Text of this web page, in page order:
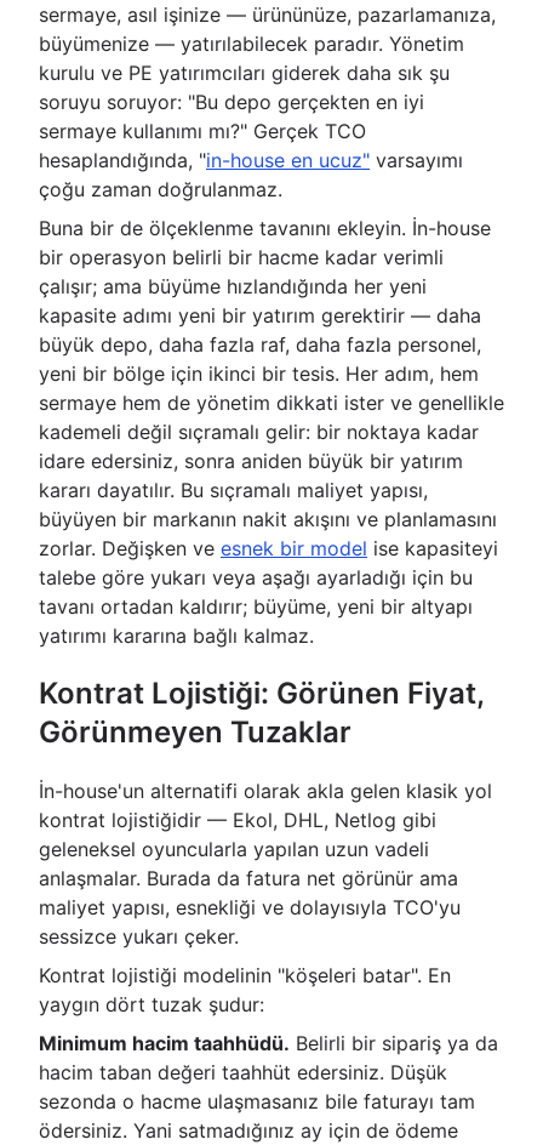
sermaye, asıl işinize — ürününüze, pazarlamanıza,
büyümenize — yatırılabilecek paradır. Yönetim
kurulu ve PE yatırımcıları giderek daha sık şu
soruyu soruyor: "Bu depo gerçekten en iyi
sermaye kullanımı mı?" Gerçek TCO
hesaplandığında, "in-house en ucuz" varsayımı
çoğu zaman doğrulanmaz.
Buna bir de ölçeklenme tavanını ekleyin. İn-house
bir operasyon belirli bir hacme kadar verimli
çalışır; ama büyüme hızlandığında her yeni
kapasite adımı yeni bir yatırım gerektirir — daha
büyük depo, daha fazla raf, daha fazla personel,
yeni bir bölge için ikinci bir tesis. Her adım, hem
sermaye hem de yönetim dikkati ister ve genellikle
kademeli değil sıçramalı gelir: bir noktaya kadar
idare edersiniz, sonra aniden büyük bir yatırım
kararı dayatılır. Bu sıçramalı maliyet yapısı,
büyüyen bir markanın nakit akışını ve planlamasını
zorlar. Değişken ve esnek bir model ise kapasiteyi
talebe göre yukarı veya aşağı ayarladığı için bu
tavanı ortadan kaldırır; büyüme, yeni bir altyapı
yatırımı kararına bağlı kalmaz.
Kontrat Lojistiği: Görünen Fiyat,
Görünmeyen Tuzaklar
İn-house'un alternatifi olarak akla gelen klasik yol
kontrat lojistiğidir — Ekol, DHL, Netlog gibi
geleneksel oyuncularla yapılan uzun vadeli
anlaşmalar. Burada da fatura net görünür ama
maliyet yapısı, esnekliği ve dolayısıyla TCO'yu
sessizce yukarı çeker.
Kontrat lojistiği modelinin "köşeleri batar". En
yaygın dört tuzak şudur:
Minimum hacim taahhüdü. Belirli bir sipariş ya da
hacim taban değeri taahhüt edersiniz. Düşük
sezonda o hacme ulaşmasanız bile faturayı tam
ödersiniz. Yani satmadığınız ay için de ödeme